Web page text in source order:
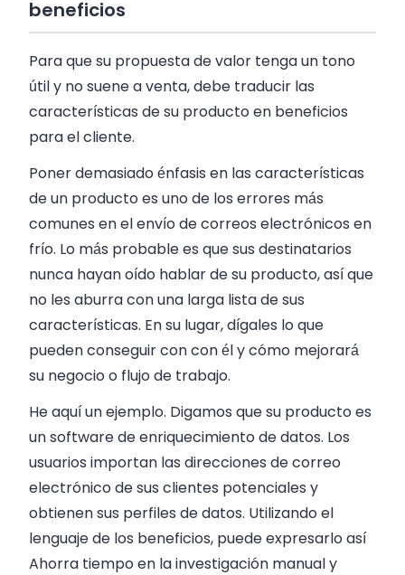
beneficios
Para que su propuesta de valor tenga un tono
útil y no suene a venta, debe traducir las
características de su producto en beneficios
para el cliente.
Poner demasiado énfasis en las características
de un producto es uno de los errores más
comunes en el envío de correos electrónicos en
frío. Lo más probable es que sus destinatarios
nunca hayan oído hablar de su producto, así que
no les aburra con una larga lista de sus
características. En su lugar, dígales lo que
pueden conseguir con con él y cómo mejorará
su negocio o flujo de trabajo.
He aquí un ejemplo. Digamos que su producto es
un software de enriquecimiento de datos. Los
usuarios importan las direcciones de correo
electrónico de sus clientes potenciales y
obtienen sus perfiles de datos. Utilizando el
lenguaje de los beneficios, puede expresarlo así
Ahorra tiempo en la investigación manual y